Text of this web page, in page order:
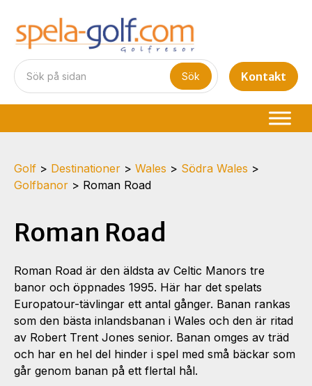
Kontakt
Golf > Destinationer > Wales > Södra Wales >
Golfbanor > Roman Road
Roman Road
Roman Road är den äldsta av Celtic Manors tre
banor och öppnades 1995. Här har det spelats
Europatour-tävlingar ett antal gånger. Banan rankas
som den bästa inlandsbanan i Wales och den är ritad
av Robert Trent Jones senior. Banan omges av träd
och har en hel del hinder i spel med små bäckar som
går genom banan på ett flertal hål.